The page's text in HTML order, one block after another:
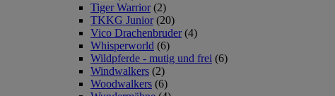
Tiger Warrior (2)
TKKG Junior (20)
Vico Drachenbruder (4)
Whisperworld (6)
Wildpferde - mutig und frei (6)
Windwalkers (2)
Woodwalkers (6)